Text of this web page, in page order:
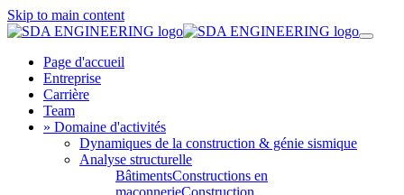
Skip to main content
Page d'accueil
Entreprise
Carrière
Team
» Domaine d'activités
Dynamiques de la construction & génie sismique
Analyse structurelle
BâtimentsConstructions en
maçonnerieConstruction